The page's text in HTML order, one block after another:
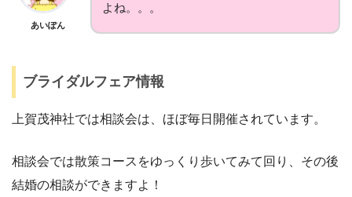
あいぽん
よね。。。
ブライダルフェア情報
上賀茂神社では相談会は、ほぼ毎日開催されています。
相談会では散策コースをゆっくり歩いてみて回り、その後
結婚の相談ができますよ！